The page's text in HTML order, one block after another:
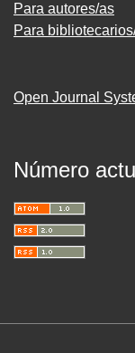
Para autores/as
Para
Open Journal
Número